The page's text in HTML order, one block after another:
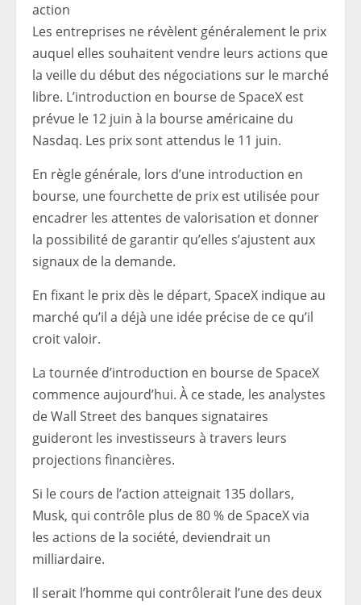
action
Les entreprises ne révèlent généralement le prix
auquel elles souhaitent vendre leurs actions que
la veille du début des négociations sur le marché
libre. L’introduction en bourse de SpaceX est
prévue le 12 juin à la bourse américaine du
Nasdaq. Les prix sont attendus le 11 juin.
En règle générale, lors d’une introduction en
bourse, une fourchette de prix est utilisée pour
encadrer les attentes de valorisation et donner
la possibilité de garantir qu’elles s’ajustent aux
signaux de la demande.
En fixant le prix dès le départ, SpaceX indique au
marché qu’il a déjà une idée précise de ce qu’il
croit valoir.
La tournée d’introduction en bourse de SpaceX
commence aujourd’hui. À ce stade, les analystes
de Wall Street des banques signataires
guideront les investisseurs à travers leurs
projections financières.
Si le cours de l’action atteignait 135 dollars,
Musk, qui contrôle plus de 80 % de SpaceX via
les actions de la société, deviendrait un
milliardaire.
Il serait l’homme qui contrôlerait l’une des deux